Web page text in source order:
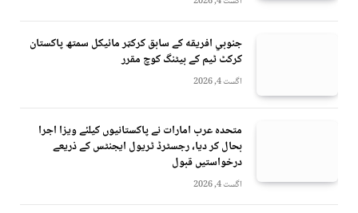
جنوبي افريقه کے سابق کرکټر مائیکل سمتھ پاکستان
کرکٹ ٹیم کے بیٹنگ کوچ مقرر
اگست 4, 2026
متحدہ عرب امارات نے پاکستانیوں کیلئے ویزا اجرا
بحال کر دیا، رجسٹرڈ ٹریول ایجنٹس کے ذریعے
درخواستیں قبول
اگست 4, 2026